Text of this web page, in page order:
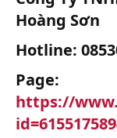
Hoàng Sơn​
Hotline:
Page:
https://